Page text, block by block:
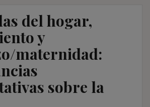
del hogar,
y
maternidad:
sobre la